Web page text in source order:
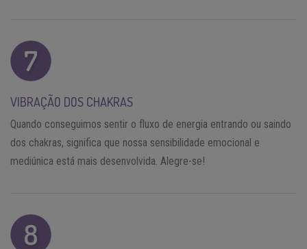
VIBRAÇÃO DOS CHAKRAS
Quando conseguimos sentir o fluxo de energia entrando ou saindo
dos chakras, significa que nossa sensibilidade emocional e
mediúnica está mais desenvolvida. Alegre-se!